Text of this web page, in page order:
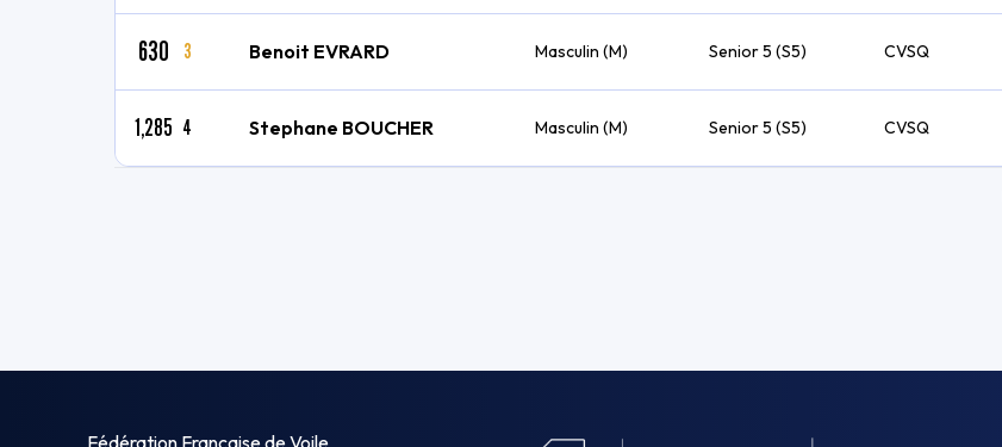
630 3 Benoit EVRARD Masculin (M) Senior 5 (S5) CVSQ
1,285 4 Stephane BOUCHER Masculin (M) Senior 5 (S5) CVSQ
Fédération Française de Voile